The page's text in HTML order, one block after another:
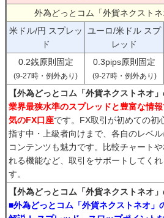
外為どっとコム「外貨ネクスト
米ドル/円 スプレッ
ド
ユーロ/米ドル スプ
レッド
0.2銭原則固定
(9-27時・例外あり)
0.3pips原則固定
(9-27時・例外あり)
【外為どっとコム「外貨ネクストネオ
業界最狭水準のスプレッドと豊富な情
気のFX口座です。FX取引が初めての初
指す中・上級者向けまで、各自のレベ
コンテンツも魅力です。比較チャート
れる機能など、取引をサポートしてく
す。
【外為どっとコム「外貨ネクストネオ」
■外為どっとコム「外貨ネクストネオ」